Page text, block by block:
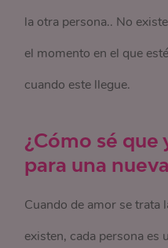
la otra persona.. No
el momento en el que
cuando este llegue.
¿Cómo sé que
para una
Cuando de amor se trata
existen, cada persona es